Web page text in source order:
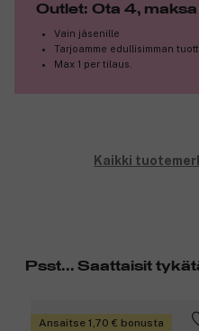
Outlet: Ota 4,
Vain jäsenille
Tarjoamme edullisimman
Max 1 per tilaus.
Kaikki
Psst... Saattaisit
Ansaitse 1,70 € bonusta